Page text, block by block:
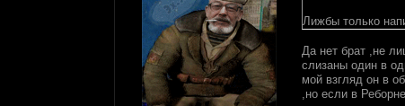
Лижбы только
Да нет брат ,не
слизаны один в
мой взгляд он в
,но если в